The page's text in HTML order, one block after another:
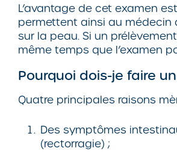
L’avantage de cet examen
permettent ainsi au médecin
sur la peau. Si un
même temps que l’examen
Pourquoi dois-je faire
Quatre principales raisons
Des symptômes
(rectorragie) ;